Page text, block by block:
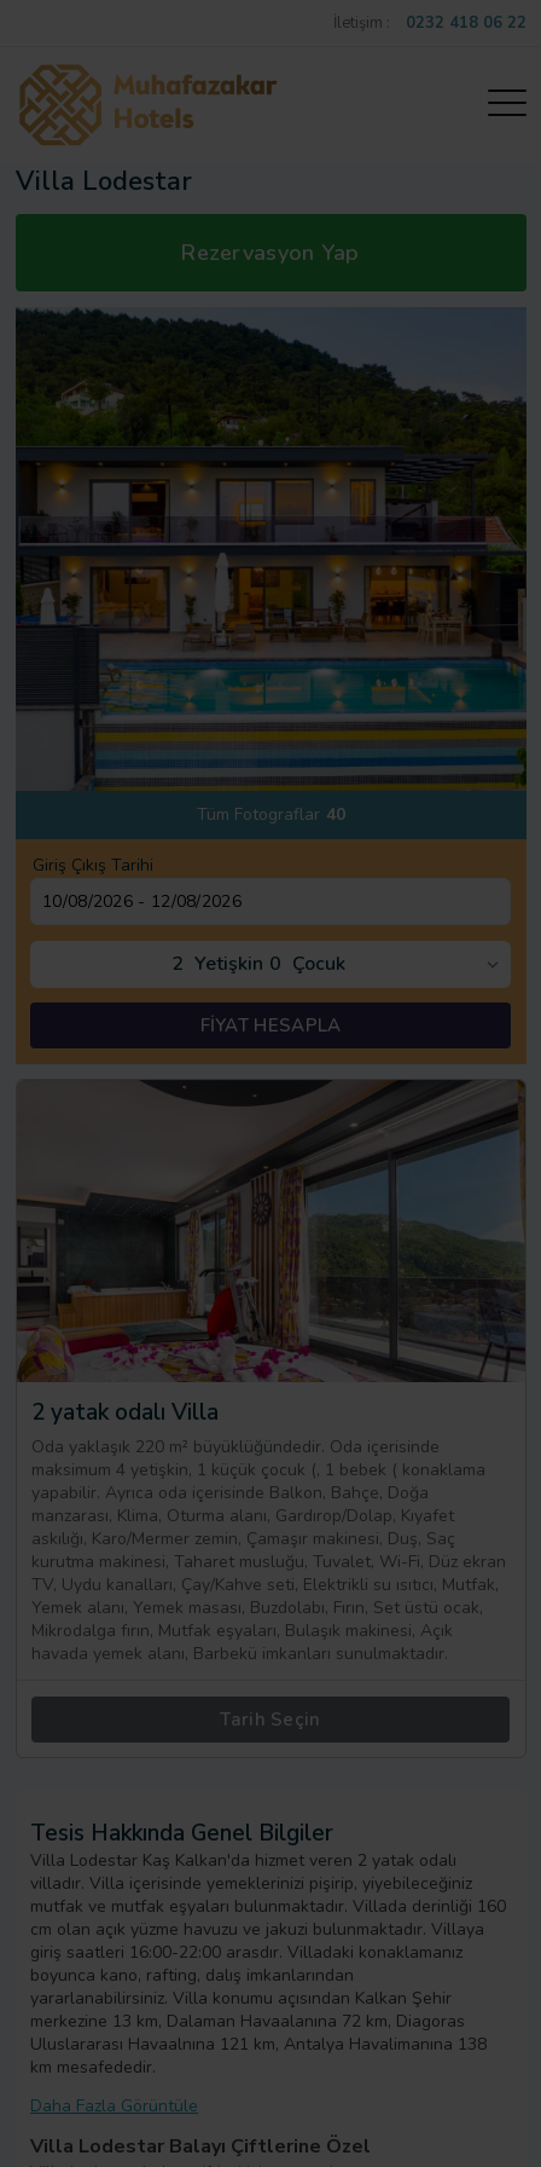
İletişim : 0232 418 06 22
Villa Lodestar
Rezervasyon Yap
Tüm Fotograflar 40
Giriş Çıkış Tarihi
2 Yetişkin 0 Çocuk
FİYAT HESAPLA
2 yatak odalı Villa
Oda yaklaşık 220 m² büyüklüğündedir. Oda içerisinde
maksimum 4 yetişkin, 1 küçük çocuk (, 1 bebek ( konaklama
yapabilir. Ayrıca oda içerisinde Balkon, Bahçe, Doğa
manzarası, Klima, Oturma alanı, Gardırop/Dolap, Kıyafet
askılığı, Karo/Mermer zemin, Çamaşır makinesi, Duş, Saç
kurutma makinesi, Taharet musluğu, Tuvalet, Wi-Fi, Düz ekran
TV, Uydu kanalları, Çay/Kahve seti, Elektrikli su ısıtıcı, Mutfak,
Yemek alanı, Yemek masası, Buzdolabı, Fırın, Set üstü ocak,
Mikrodalga fırın, Mutfak eşyaları, Bulaşık makinesi, Açık
havada yemek alanı, Barbekü imkanları sunulmaktadır.
Tarih Seçin
Tesis Hakkında Genel Bilgiler
Villa Lodestar Kaş Kalkan'da hizmet veren 2 yatak odalı
villadır. Villa içerisinde yemeklerinizi pişirip, yiyebileceğiniz
mutfak ve mutfak eşyaları bulunmaktadır. Villada derinliği 160
cm olan açık yüzme havuzu ve jakuzi bulunmaktadır. Villaya
giriş saatleri 16:00-22:00 arasdır. Villadaki konaklamanız
boyunca kano, rafting, dalış imkanlarından
yararlanabilirsiniz. Villa konumu açısından Kalkan Şehir
merkezine 13 km, Dalaman Havaalanına 72 km, Diagoras
Uluslararası Havaalnına 121 km, Antalya Havalimanına 138
km mesafededir.
Daha Fazla Görüntüle
Villa Lodestar Balayı Çiftlerine Özel